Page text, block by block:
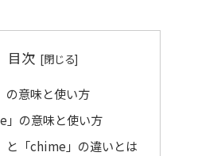
目次
の意味と使い方
」の意味と使い方
と「chime」の違いとは